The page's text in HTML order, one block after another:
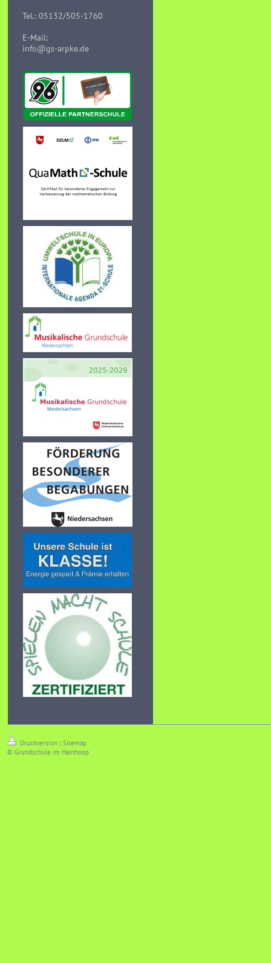
Tel.: 05132/505-1760
E-Mail:
info@gs-arpke.de
Druckversion | Sitemap
© Grundschule im Hainhoop